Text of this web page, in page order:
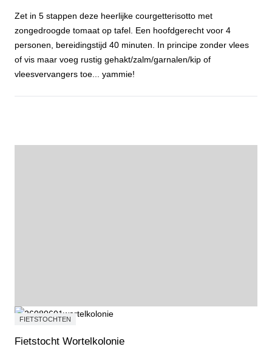
Zet in 5 stappen deze heerlijke courgetterisotto met
zongedroogde tomaat op tafel. Een hoofdgerecht voor 4
personen, bereidingstijd 40 minuten. In principe zonder vlees
of vis maar voeg rustig gehakt/zalm/garnalen/kip of
vleesvervangers toe... yammie!
FIETSTOCHTEN
Fietstocht Wortelkolonie